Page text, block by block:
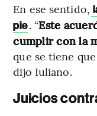
En ese sentido,
pie. “Este
cumplir con la
que se tiene
dijo Iuliano.
Juicios